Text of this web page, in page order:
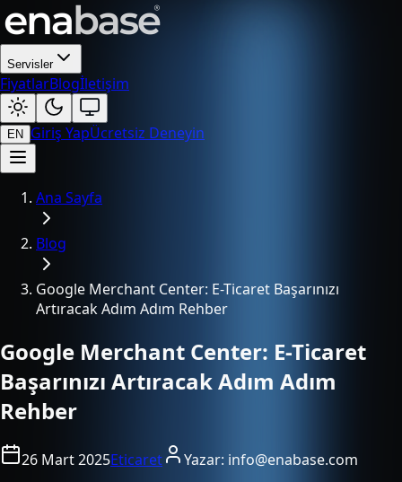
Servisler
FiyatlarBlogİletişim
EN Giriş YapÜcretsiz Deneyin
Ana Sayfa
Blog
Google Merchant Center: E-Ticaret Başarınızı
Artıracak Adım Adım Rehber
Google Merchant Center: E-Ticaret
Başarınızı Artıracak Adım Adım
Rehber
26 Mart 2025Eticaret Yazar: info@enabase.com